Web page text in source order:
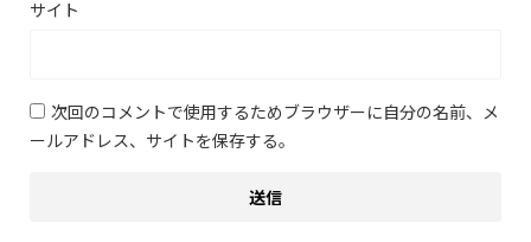
サイト
次回のコメントで使用するためブラウザーに自分の名前、メ
ールアドレス、サイトを保存する。